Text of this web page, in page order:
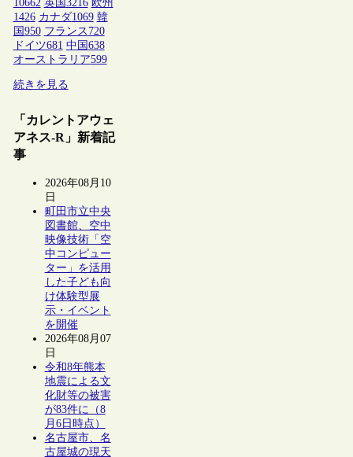
10662 英国3216 欧州
1426 カナダ1069 韓
国950 フランス 720
ドイツ681 中国638
オーストラリア599
続きを見る
「カレントアウェ
アネス-R」新着記
事
2026年08月10
日
町田市立中央
図書館、空中
映像技術「空
中コンピュー
ター」を活用
した子ども向
け体験型展
示・イベント
を開催
2026年08月07
日
令和8年熊本
地震による文
化財等の被害
が83件に（8
月6日時点）
名古屋市、名
古屋城の現天